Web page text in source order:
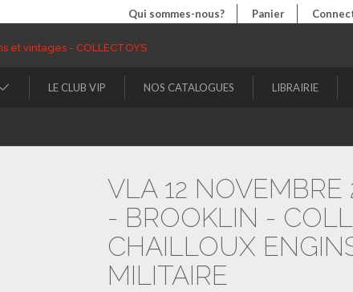
Qui sommes-nous? Panier
LE CLUB VIP NOS CATALOGUES LIBRAIRIE
VLA 12
- BROOKLIN -
CHAILLOUX
MILITAIRE